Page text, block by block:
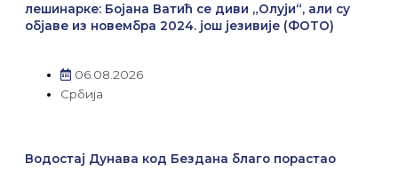
лешинарке: Бојана Ватић се диви „Олуји“, али су
објаве из новембра 2024. још језивије (ФОТО)
06.08.2026
Србија
Водостај Дунава код Бездана благо порастао